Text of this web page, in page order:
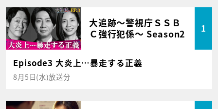
大追跡～警視庁ＳＳＢ
Ｃ強行犯係～ Season2
1
Episode3 大炎上…暴走する正義
8月5日(水)放送分